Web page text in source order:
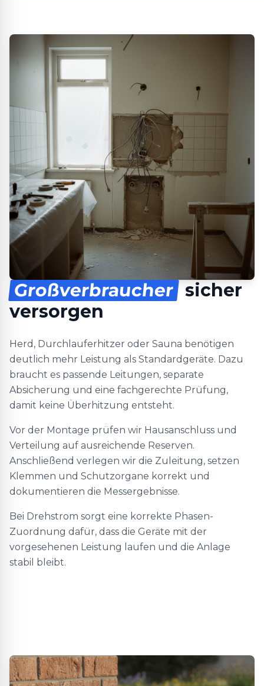
Großverbraucher sicher
versorgen
Herd, Durchlauferhitzer oder Sauna benötigen
deutlich mehr Leistung als Standardgeräte. Dazu
braucht es passende Leitungen, separate
Absicherung und eine fachgerechte Prüfung,
damit keine Überhitzung entsteht.
Vor der Montage prüfen wir Hausanschluss und
Verteilung auf ausreichende Reserven.
Anschließend verlegen wir die Zuleitung, setzen
Klemmen und Schutzorgane korrekt und
dokumentieren die Messergebnisse.
Bei Drehstrom sorgt eine korrekte Phasen-
Zuordnung dafür, dass die Geräte mit der
vorgesehenen Leistung laufen und die Anlage
stabil bleibt.